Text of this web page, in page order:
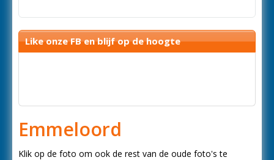
Like onze FB en blijf op de hoogte
Emmeloord
Klik op de foto om ook de rest van de oude foto's te